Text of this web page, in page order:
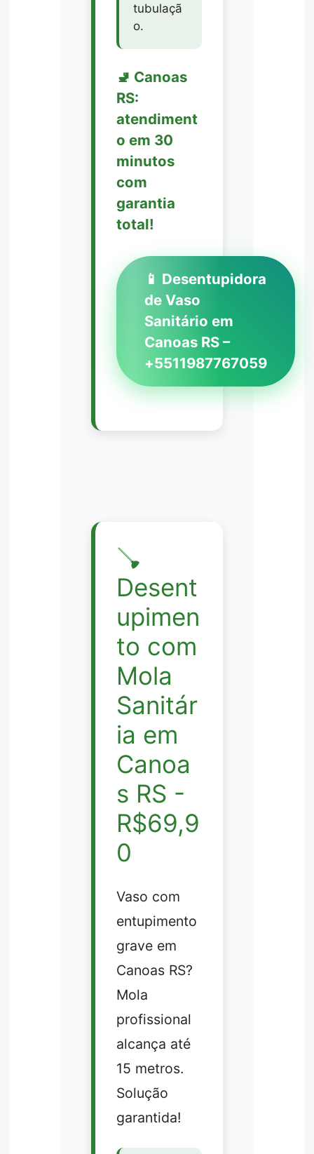
tubulaçã
o.
🚽 Canoas
RS:
atendiment
o em 30
minutos
com
garantia
total!
📱 Desentupidora
de Vaso
Sanitário em
Canoas RS –
+5511987767059
🪠
Desent
upimen
to com
Mola
Sanitár
ia em
Canoa
s RS -
R$69,9
0
Vaso com
entupimento
grave em
Canoas RS?
Mola
profissional
alcança até
15 metros.
Solução
garantida!